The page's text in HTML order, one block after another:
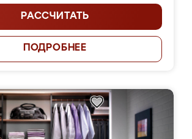
РАССЧИТАТЬ
ПОДРОБНЕЕ